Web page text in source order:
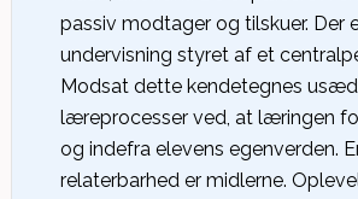
passiv modtager og tilskuer. Der
undervisning styret af et
Modsat dette kendetegnes
læreprocesser ved, at læringen
og indefra elevens egenverden.
relaterbarhed er midlerne.